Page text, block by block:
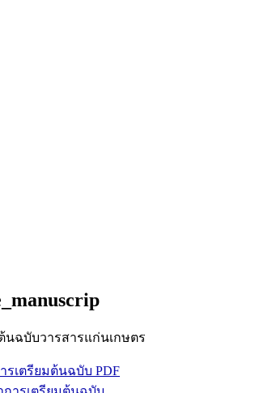
นฉบับวารสารแก่นเกษตร
รเตรียมต้นฉบับ PDF